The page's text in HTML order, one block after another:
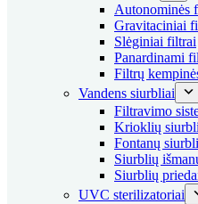
Autonominės
Gravitaciniai
Slėginiai filtrai
Panardinami
Filtrų
Vandens siurbliai
Filtravimo
Krioklių
Fontanų
Siurblių
Siurblių
UVC sterilizatoriai